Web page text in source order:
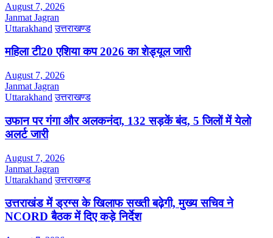
August 7, 2026
Janmat Jagran
Uttarakhand उत्तराखण्ड
महिला टी20 एशिया कप 2026 का शेड्यूल जारी
August 7, 2026
Janmat Jagran
Uttarakhand उत्तराखण्ड
उफान पर गंगा और अलकनंदा, 132 सड़कें बंद, 5 जिलों में येलो
अलर्ट जारी
August 7, 2026
Janmat Jagran
Uttarakhand उत्तराखण्ड
उत्तराखंड में ड्रग्स के खिलाफ सख्ती बढ़ेगी, मुख्य सचिव ने
NCORD बैठक में दिए कड़े निर्देश